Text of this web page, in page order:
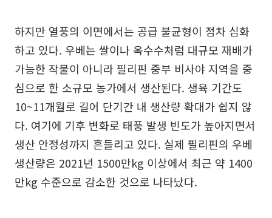
하지만 열풍의 이면에서는 공급 불균형이 점차 심화
하고 있다. 우베는 쌀이나 옥수수처럼 대규모 재배가
가능한 작물이 아니라 필리핀 중부 비사야 지역을 중
심으로 한 소규모 농가에서 생산된다. 생육 기간도
10~11개월로 길어 단기간 내 생산량 확대가 쉽지 않
다. 여기에 기후 변화로 태풍 발생 빈도가 높아지면서
생산 안정성까지 흔들리고 있다. 실제 필리핀의 우베
생산량은 2021년 1500만kg 이상에서 최근 약 1400
만kg 수준으로 감소한 것으로 나타났다.